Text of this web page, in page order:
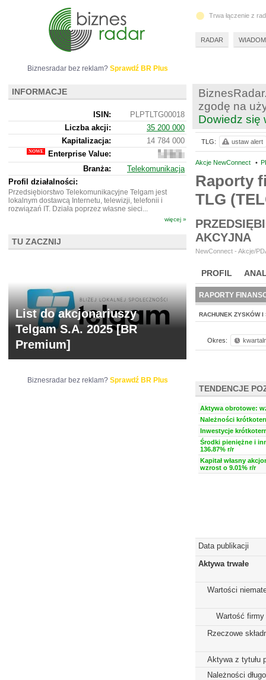
zgodę na
Dowiedz się
Akcje NewConnect •
Raporty
TLG
AKCYJNA
NewConnect - Akcje/
PROFIL
BR LAB
RAPORTY
RACHUNEK ZYSKÓW I
Okres:
TENDENCJE
Aktywa obrotowe:
Należności
Inwestycje
Środki pieniężne i
136.87% r/r
Kapitał własny
wzrost o 9.01% r/r
Data publikacji
Aktywa trwałe
Wartości
Wartość firmy
Rzeczowe
Aktywa z tytułu
Należności
TLG: ustaw alert
Biznesradar bez reklam? Sprawdź BR Plus
INFORMACJE
ISIN:
PLPTLTG00018
Liczba akcji:
35 200 000
Kapitalizacja:
14 784 000
Enterprise Value:
14
270
000
Branża:
Telekomunikacja
Profil działalności:
Przedsiębiorstwo Telekomunikacyjne Telgam jest
lokalnym dostawcą Internetu, telewizji, telefonii i
rozwiązań IT. Działa poprzez własne sieci...
więcej »
TU ZACZNIJ
List do akcjonariuszy
Telgam S.A. 2025 [BR
Premium]
Biznesradar bez reklam? Sprawdź BR Plus
Trwa łączenie z
RADAR